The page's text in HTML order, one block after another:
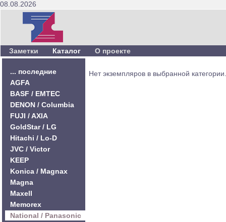
08.08.2026
Заметки Каталог О проекте
... последние
AGFA
BASF / EMTEC
DENON / Columbia
FUJI / AXIA
GoldStar / LG
Hitachi / Lo-D
JVC / Victor
KEEP
Konica / Magnax
Magna
Maxell
Memorex
National / Panasonic
Нет экземпляров в выбранной категории.